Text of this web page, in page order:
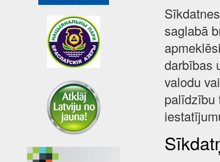
saglabā
darbības
valodu
palīdzību